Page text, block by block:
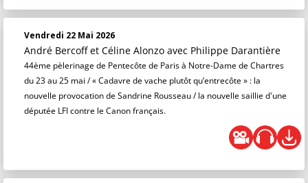
Vendredi 22 Mai 2026
André Bercoff et Céline Alonzo avec Philippe Darantière
44ème pèlerinage de Pentecôte de Paris à Notre-Dame de Chartres
du 23 au 25 mai / « Cadavre de vache plutôt qu’entrecôte » : la
nouvelle provocation de Sandrine Rousseau / la nouvelle saillie d'une
députée LFI contre le Canon français.